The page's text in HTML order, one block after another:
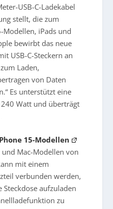
USB-C-Ladekabel
stellt, die zum
iPads und
bewirbt das neue
USB-C-Steckern an
Laden,
von Daten
Es unterstützt eine
Watt und überträgt
15-Modellen
Mac-Modellen von
mit einem
verbunden werden,
aufzuladen
zu